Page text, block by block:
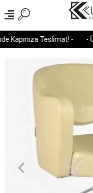
Kapınıza Teslimat! - -